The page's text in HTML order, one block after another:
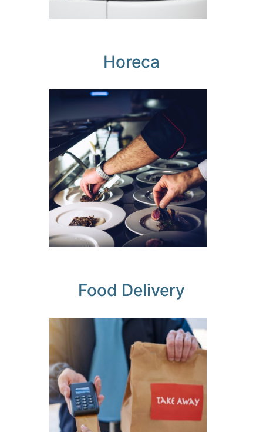
Horeca
Simplificamos
tu operativa
Food Delivery
Llega en
su
punto